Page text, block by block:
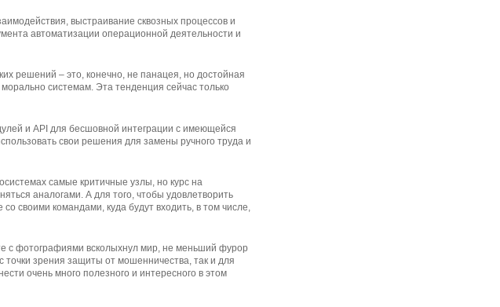
выстраивание сквозных процессов и
автоматизации операционной деятельности и
решений – это, конечно, не панацея, но достойная
системам. Эта тенденция сейчас только
и API для бесшовной интеграции с имеющейся
свои решения для замены ручного труда и
самые критичные узлы, но курс на
аналогами. А для того, чтобы удовлетворить
своими командами, куда будут входить, в том числе,
с фотографиями всколыхнул мир, не меньший фурор
точки зрения защиты от мошенничества, так и для
очень много полезного и интересного в этом